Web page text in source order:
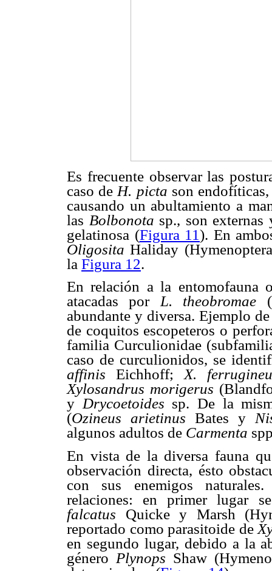
Es frecuente observar las
caso de H. picta son
causando un abultamiento a
las Bolbonota sp., son externas
gelatinosa (Figura 11). En
OligositaHaliday
la Figura 12.
En relación a la entomofauna
atacadas por L. theobromae
abundante y diversa. Ejemplo
de coquitos escopeteros o
familia Curculionidae
caso de curculionidos, se
affinis Eichhoff; X.
Xylosandrus morigerus
y Drycoetoides sp. De la
(Ozineus arietinus Bates y
algunos adultos de Carmenta
En vista de la diversa fauna
observación directa, ésto
con sus enemigos
relaciones: en primer lugar
falcatus Quicke y Marsh
reportado como parasitoide de
en segundo lugar, debido a la
género Plynops Shaw